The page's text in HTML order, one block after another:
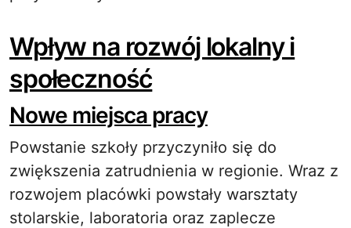
Wpływ na rozwój lokalny i
społeczność
Nowe miejsca pracy
Powstanie szkoły przyczyniło się do
zwiększenia zatrudnienia w regionie. Wraz z
rozwojem placówki powstały warsztaty
stolarskie, laboratoria oraz zaplecze